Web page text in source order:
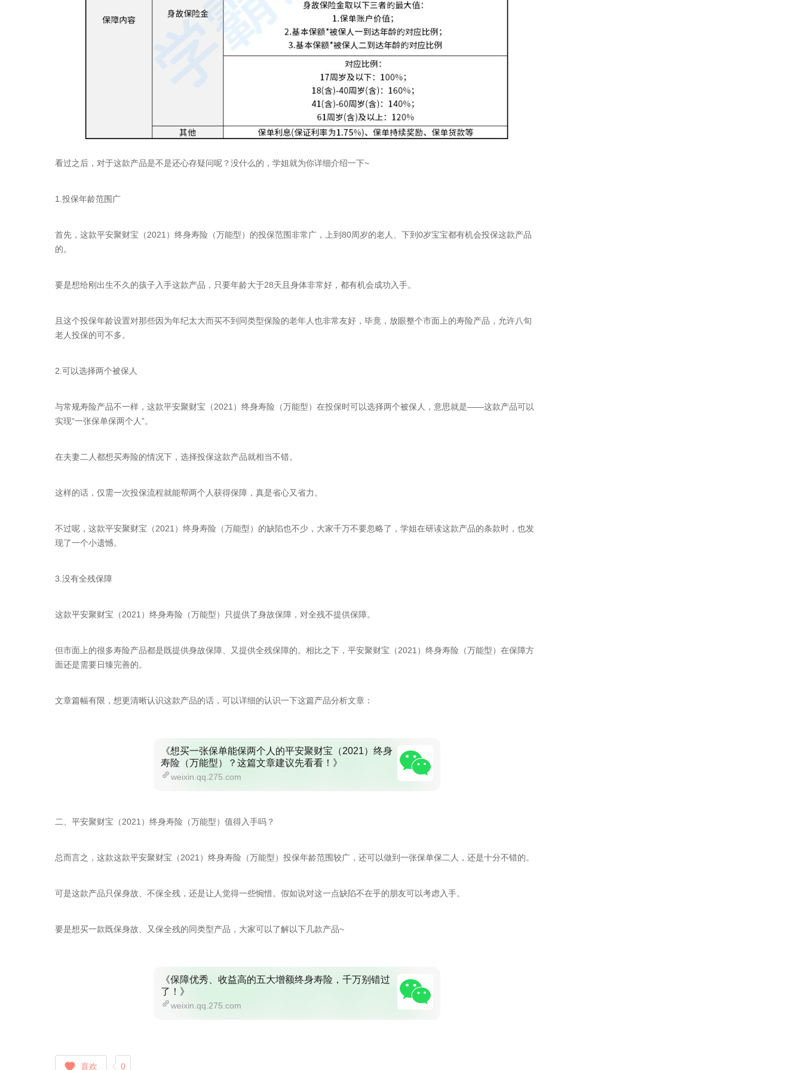
看过之后，对于这款产品是不是还心存疑问呢？没什么的，学姐就为你详细介绍一下~
1.投保年龄范围广
首先，这款平安聚财宝（2021）终身寿险（万能型）的投保范围非常广，上到80周岁的老人、下到0岁宝宝都有机会投保这款产品
的。
要是想给刚出生不久的孩子入手这款产品，只要年龄大于28天且身体非常好，都有机会成功入手。
且这个投保年龄设置对那些因为年纪太大而买不到同类型保险的老年人也非常友好，毕竟，放眼整个市面上的寿险产品，允许八旬
老人投保的可不多。
2.可以选择两个被保人
与常规寿险产品不一样，这款平安聚财宝（2021）终身寿险（万能型）在投保时可以选择两个被保人，意思就是——这款产品可以
实现“一张保单保两个人”。
在夫妻二人都想买寿险的情况下，选择投保这款产品就相当不错。
这样的话，仅需一次投保流程就能帮两个人获得保障，真是省心又省力。
不过呢，这款平安聚财宝（2021）终身寿险（万能型）的缺陷也不少，大家千万不要忽略了，学姐在研读这款产品的条款时，也发
现了一个小遗憾。
3.没有全残保障
这款平安聚财宝（2021）终身寿险（万能型）只提供了身故保障，对全残不提供保障。
但市面上的很多寿险产品都是既提供身故保障、又提供全残保障的。相比之下，平安聚财宝（2021）终身寿险（万能型）在保障方
面还是需要日臻完善的。
文章篇幅有限，想更清晰认识这款产品的话，可以详细的认识一下这篇产品分析文章：
《想买一张保单能保两个人的平安聚财宝（2021）终身
寿险（万能型）？这篇文章建议先看看！》
weixin.qq.275.com
二、平安聚财宝（2021）终身寿险（万能型）值得入手吗？
总而言之，这款这款平安聚财宝（2021）终身寿险（万能型）投保年龄范围较广，还可以做到一张保单保二人，还是十分不错的。
可是这款产品只保身故、不保全残，还是让人觉得一些惋惜。假如说对这一点缺陷不在乎的朋友可以考虑入手。
要是想买一款既保身故、又保全残的同类型产品，大家可以了解以下几款产品~
《保障优秀、收益高的五大增额终身寿险，千万别错过
了！》
weixin.qq.275.com
喜欢 0